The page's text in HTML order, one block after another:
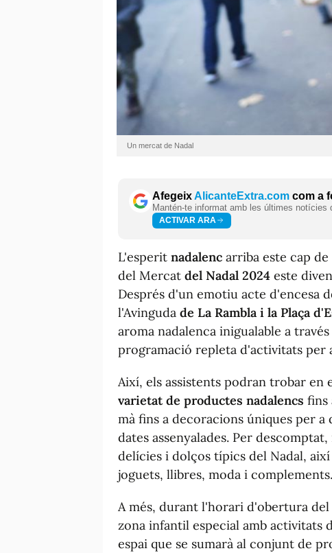
Un mercat de Nadal
AfegeixAlicanteExtra.com com a
Mantén-te informat amb les últimes notícies
ACTIVAR ARA
L'esperit nadalenc arriba este cap de
del Mercat del Nadal 2024 este
Després d'un emotiu acte d'encesa
l'Avinguda de La Rambla i la Plaça
aroma nadalenca inigualable a
programació repleta d'activitats per
Així, els assistents podran trobar en
varietat de productes nadalencs fins
mà fins a decoracions úniques per
dates assenyalades. Per
delícies i dolços típics del Nadal, així
joguets, llibres, moda i complements.
A més, durant l'horari d'obertura
zona infantil especial amb activitats
espai que se sumarà al conjunt de